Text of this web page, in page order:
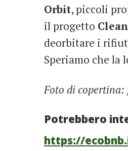
Orbit, piccoli
il progetto
deorbitare i
Speriamo che la
Foto di
Potrebbero
https://